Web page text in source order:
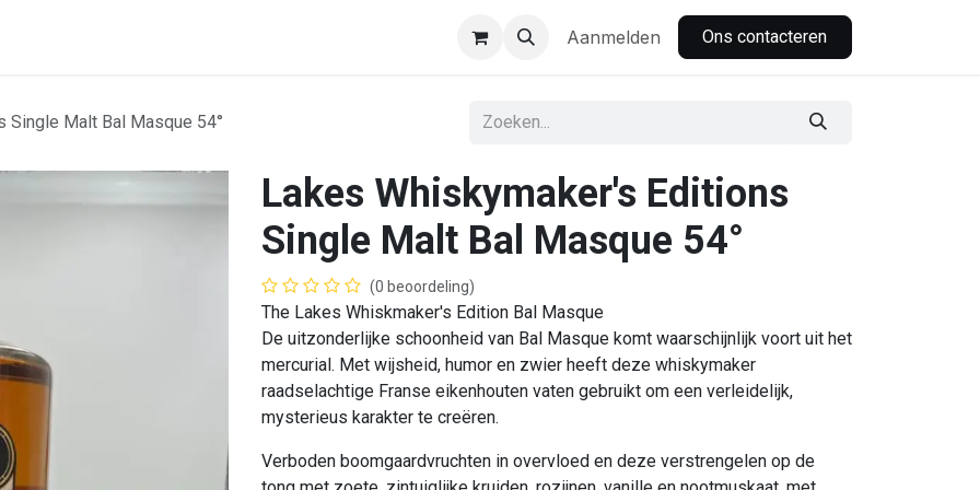
Onze mobiele wijnbar Aanmelden Ons contacteren
Single Malt Bal Masque 54°
Lakes Whiskymaker's Editions
Single Malt Bal Masque 54°
(0 beoordeling)
The Lakes Whiskmaker's Edition Bal Masque
De uitzonderlijke schoonheid van Bal Masque komt waarschijnlijk voort uit het
mercurial. Met wijsheid, humor en zwier heeft deze whiskymaker
raadselachtige Franse eikenhouten vaten gebruikt om een verleidelijk,
mysterieus karakter te creëren.
Verboden boomgaardvruchten in overvloed en deze verstrengelen op de